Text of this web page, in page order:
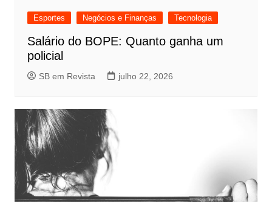
Esportes Negócios e Finanças Tecnologia
Salário do BOPE: Quanto ganha um
policial
SB em Revista julho 22, 2026